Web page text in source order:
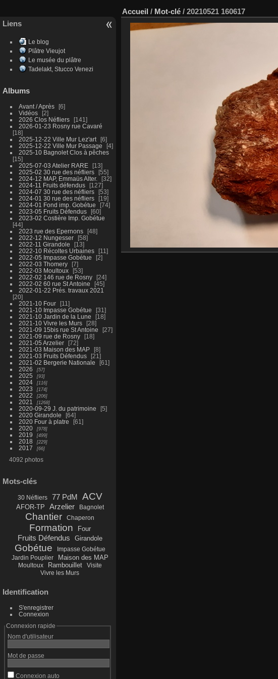
Liens
Le blog
Plâtre Vieujot
Le musée du plâtre
Tadelakt, Stucco Venezi
Albums
Avant / Après
6
Vidéos
2
2026 Clos Néfliers
141
2026-01-23 Rosny rue Cavaré
18
2025-12-22 Ville Mur Lez'art
6
2025-12-22 Ville Mur Passage
4
2025-10 Bagnolet Clos à pêches
15
2025-07-03 Atelier RARE
13
2025-02 30 rue des néfliers
55
2024-12 MAP, Emmaüs Alter.
32
2024-11 Fruits défendus
127
2024-07 30 rue des néfliers
53
2024-01 30 rue des néfliers
19
2024-01 Fond imp. Gobétue
74
2023-05 Fruits Défendus
60
2023-02 Costière Imp. Gobétue
44
2023 rue des Epernons
48
2022-12 Nungesser
58
2022-11 Girandole
13
2022-10 Récoltes Urbaines
11
2022-05 Impasse Gobétue
2
2022-03 Thomery
7
2022-03 Moultoux
53
2022-02 146 rue de Rosny
24
2022-02 60 rue St Antoine
45
2022-01-22 Prés. travaux 2021
20
2021-10 Four
11
2021-10 Impasse Gobétue
31
2021-10 Jardin de la Lune
18
2021-10 Vivre les Murs
28
2021-09 15bis rue St Antoine
27
2021-09 rue de Rosny
18
2021-05 Arzelier
72
2021-03 Maison des MAP
8
2021-03 Fruits Défendus
21
2021-02 Bergerie Nationale
61
2026
57
2025 93
2024 116
2023 174
2022 206
2021 1268
2020-09-29 J. du patrimoine
5
2020 Girandole
64
2020 Four à platre
61
2020
978
2019 499
2018 229
2017 66
4092 photos
Mots-clés
30 Néfliers 77 PdM ACV
AFOR-TP Arzelier Bagnolet
Chantier Chaperon
Formation Four
Fruits Défendus Girandole
Gobétue
Impasse Gobétue
Jardin Pouplier
Maison des MAP
Moultoux Rambouillet
Visite
Vivre les Murs
Identification
S'enregistrer
Connexion
Connexion rapide
Nom d'utilisateur
Mot de passe
Connexion auto
Accueil / Mot-clé / 20210521 160617